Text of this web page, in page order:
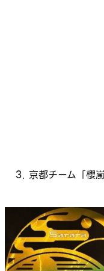
京都チーム「櫻嵐